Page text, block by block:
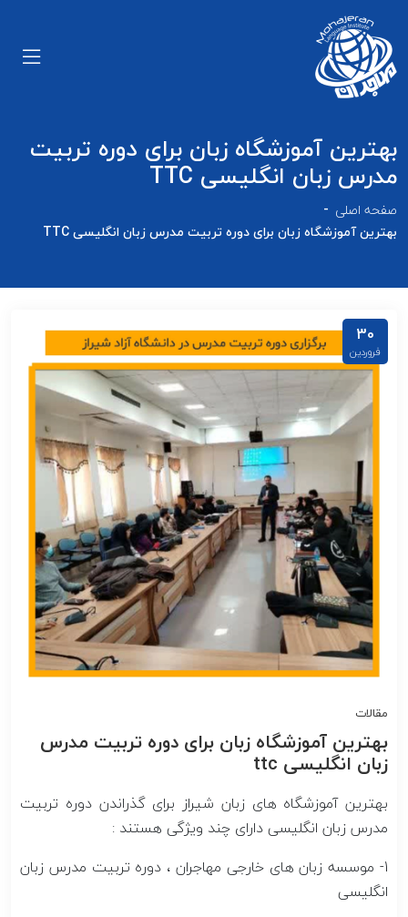
بهترین آموزشگاه زبان برای دوره تربیت
مدرس زبان انگلیسی TTC
صفحه اصلی
بهترین آموزشگاه زبان برای دوره تربیت مدرس زبان انگلیسی TTC
30
فروردین
مقالات
بهترین آموزشگاه زبان برای دوره تربیت مدرس
زبان انگلیسی ttc
بهترین آموزشگاه های زبان شیراز برای گذراندن دوره تربیت
مدرس زبان انگلیسی دارای چند ویژگی هستند :
1- موسسه زبان های خارجی مهاجران ، دوره تربیت مدرس زبان
انگلیسی